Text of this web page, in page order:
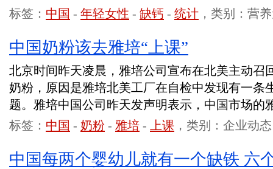
标签： 中国 - 年轻女性 - 缺钙 - 统计 ，类别：营
中国奶粉该去雅培“上课”
北京时间昨天凌晨，雅培公司宣布在北美主动召
奶粉，原因是雅培北美工厂在自检中发现有一条
题。雅培中国公司昨天发声明表示，中国市场的
标签： 中国 - 奶粉 - 雅培 - 上课 ，类别：企业动态
中国每两个婴幼儿就有一个缺铁 六